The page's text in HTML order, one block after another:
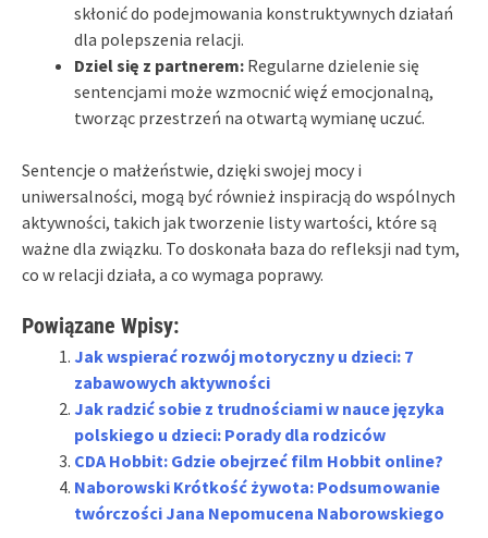
skłonić do podejmowania konstruktywnych działań
dla polepszenia relacji.
Dziel się z partnerem: Regularne dzielenie się
sentencjami może wzmocnić więź emocjonalną,
tworząc przestrzeń na otwartą wymianę uczuć.
Sentencje o małżeństwie, dzięki swojej mocy i
uniwersalności, mogą być również inspiracją do wspólnych
aktywności, takich jak tworzenie listy wartości, które są
ważne dla związku. To doskonała baza do refleksji nad tym,
co w relacji działa, a co wymaga poprawy.
Powiązane Wpisy:
Jak wspierać rozwój motoryczny u dzieci: 7
zabawowych aktywności
Jak radzić sobie z trudnościami w nauce języka
polskiego u dzieci: Porady dla rodziców
CDA Hobbit: Gdzie obejrzeć film Hobbit online?
Naborowski Krótkość żywota: Podsumowanie
twórczości Jana Nepomucena Naborowskiego